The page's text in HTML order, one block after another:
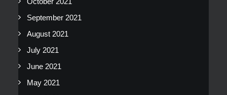
September 2021
August 2021
July 2021
June 2021
May 2021